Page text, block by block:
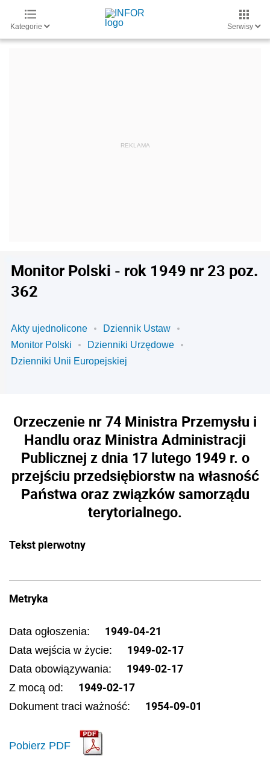
Kategorie Serwisy
Monitor Polski - rok 1949 nr 23 poz.
362
Akty ujednolicone
Dziennik Ustaw
Monitor Polski
Dzienniki Urzędowe
Dzienniki Unii Europejskiej
Orzeczenie nr 74 Ministra Przemysłu i
Handlu oraz Ministra Administracji
Publicznej z dnia 17 lutego 1949 r. o
przejściu przedsiębiorstw na własność
Państwa oraz związków samorządu
terytorialnego.
Tekst pierwotny
Metryka
Data ogłoszenia: 1949-04-21
Data wejścia w życie: 1949-02-17
Data obowiązywania: 1949-02-17
Z mocą od: 1949-02-17
Dokument traci ważność: 1954-09-01
Pobierz PDF